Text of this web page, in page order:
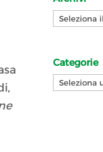
Archivi
Categorie
Categorie